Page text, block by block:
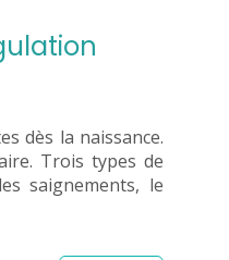
dès la naissance.
Trois types de
saignements, le